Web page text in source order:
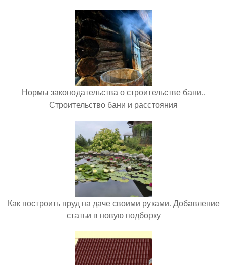
Нормы законодательства о строительстве бани..
Строительство бани и расстояния
Как построить пруд на даче своими руками. Добавление
статьи в новую подборку